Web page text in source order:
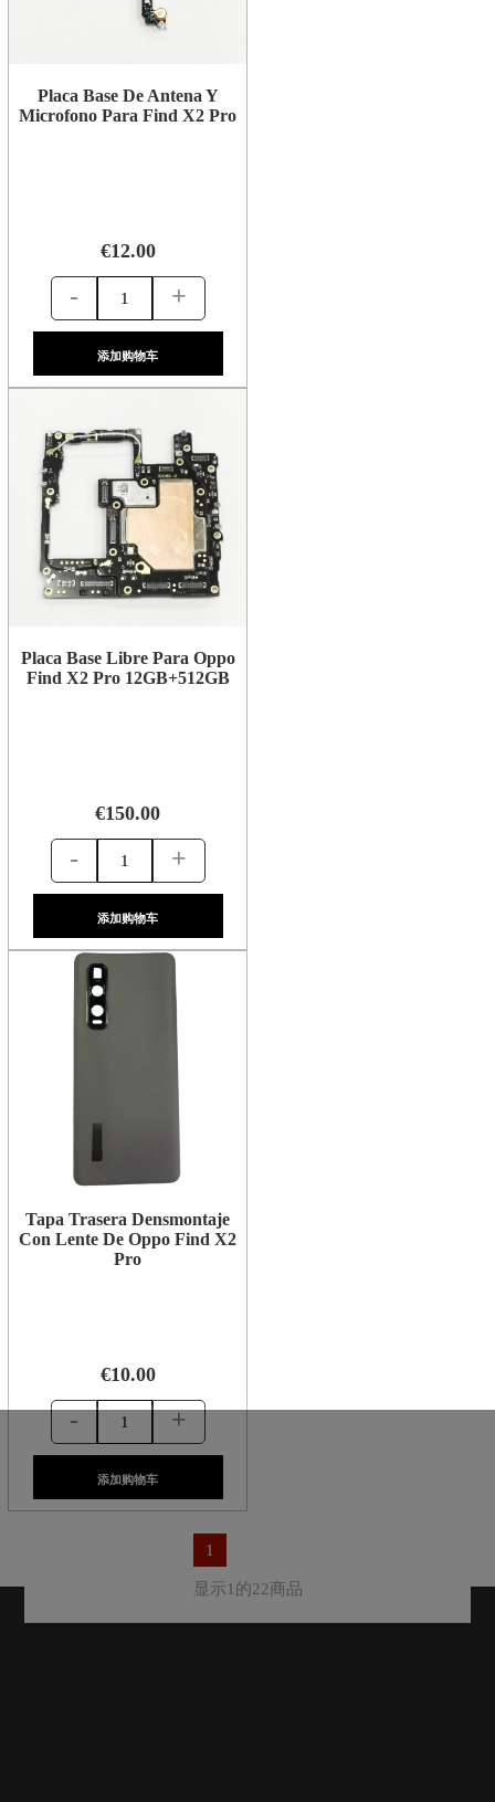
Placa Base De Antena Y
Microfono Para Find X2 Pro
€12.00
- +
添加购物车
Placa Base Libre Para Oppo
Find X2 Pro 12GB+512GB
€150.00
- +
添加购物车
Tapa Trasera Densmontaje
Con Lente De Oppo Find X2
Pro
€10.00
- +
添加购物车
1
显示1的22商品